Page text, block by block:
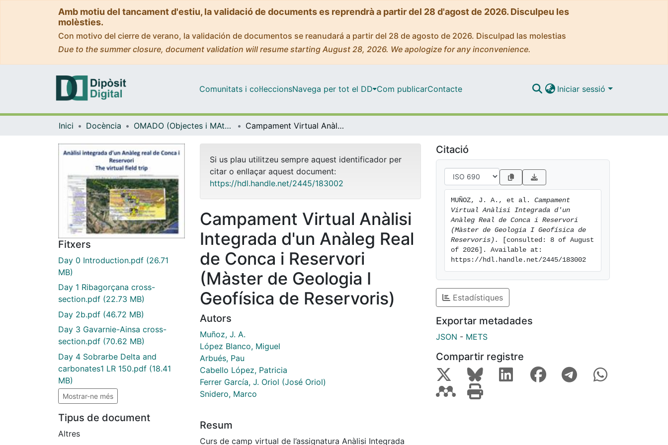
Amb motiu del tancament d'estiu, la validació de documents es reprendrà a partir del 28 d'agost de 2026. Disculpeu les
molèsties.
Con motivo del cierre de verano, la validación de documentos se reanudará a partir del 28 de agosto de 2026. Disculpad las molestias
Due to the summer closure, document validation will resume starting August 28, 2026. We apologize for any inconvenience.
Comunitats i col·leccionsNavega per tot el DD Com publicarContacte Iniciar sessió
Inici Docència OMADO (Objectes i MAterials DOcents) Campament Virtual Anàlisi Integrada d'un Anàleg Real de Conca i Reservori (Màster de Geologia I Geofísica de Reservoris)
Fitxers
Day 0 Introduction.pdf (26.71
MB)
Day 1 Ribagorçana cross-
section.pdf (22.73 MB)
Day 2b.pdf (46.72 MB)
Day 3 Gavarnie-Ainsa cross-
section.pdf (70.62 MB)
Day 4 Sobrarbe Delta and
carbonates1 LR 150.pdf (18.41
MB)
Mostrar-ne més
Tipus de document
Altres
Si us plau utilitzeu sempre aquest identificador per
citar o enllaçar aquest document:
https://hdl.handle.net/2445/183002
Campament Virtual Anàlisi
Integrada d'un Anàleg Real
de Conca i Reservori
(Màster de Geologia I
Geofísica de Reservoris)
Autors
Muñoz, J. A.
López Blanco, Miguel
Arbués, Pau
Cabello López, Patricia
Ferrer García, J. Oriol (José Oriol)
Snidero, Marco
Resum
Curs de camp virtual de l’assignatura Anàlisi Integrada
Citació
MUÑOZ, J. A., et al. Campament
Virtual Anàlisi Integrada d'un
Anàleg Real de Conca i Reservori
(Màster de Geologia I Geofísica de
Reservoris).
[consulted: 8 of August
of 2026]. Available at:
https://hdl.handle.net/2445/183002
Estadístiques
Exportar metadades
JSON - METS
Compartir registre